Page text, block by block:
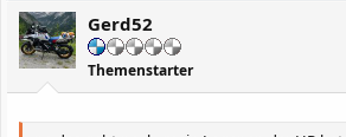
Gerd52
Themenstarter